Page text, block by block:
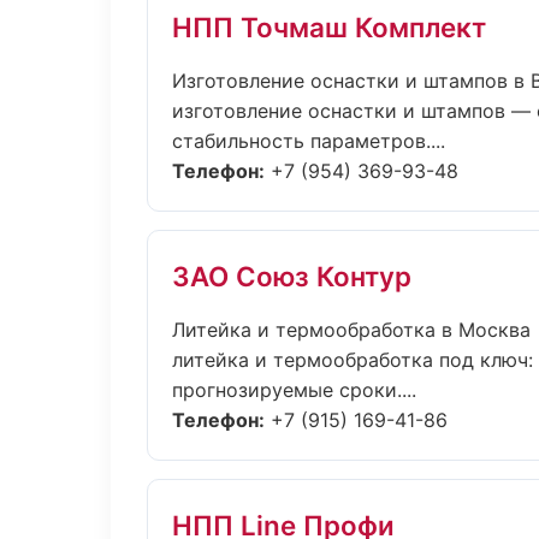
НПП Точмаш Комплект
Изготовление оснастки и штампов в
изготовление оснастки и штампов
стабильность параметров....
Телефон: +7 (954) 369-93-48
ЗАО Союз Контур
Литейка и термообработка в Москва
литейка и термообработка под
прогнозируемые сроки....
Телефон: +7 (915) 169-41-86
НПП Line Профи